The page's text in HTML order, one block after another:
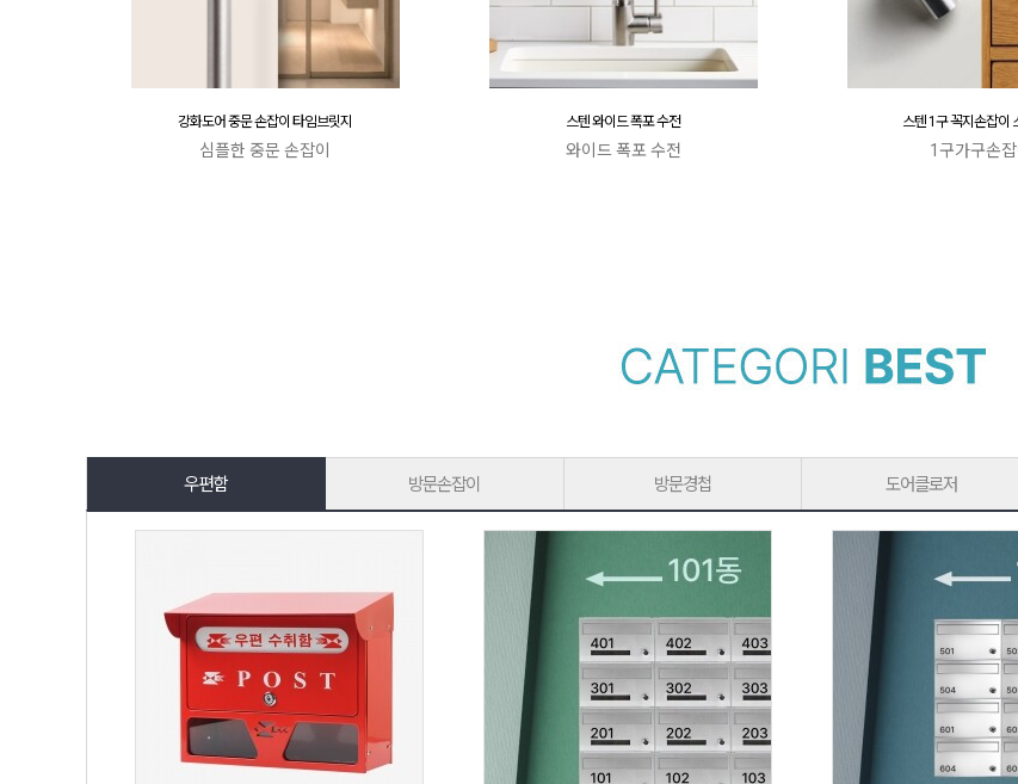
강화도어 중문 손잡이 타임브릿지
심플한 중문 손잡이
스텐 와이드 폭포 수전
와이드 폭포 수전
스텐 1구 꼭지손잡이
1구가구손잡
우편함 방문손잡이 방문경첩 도어클로저